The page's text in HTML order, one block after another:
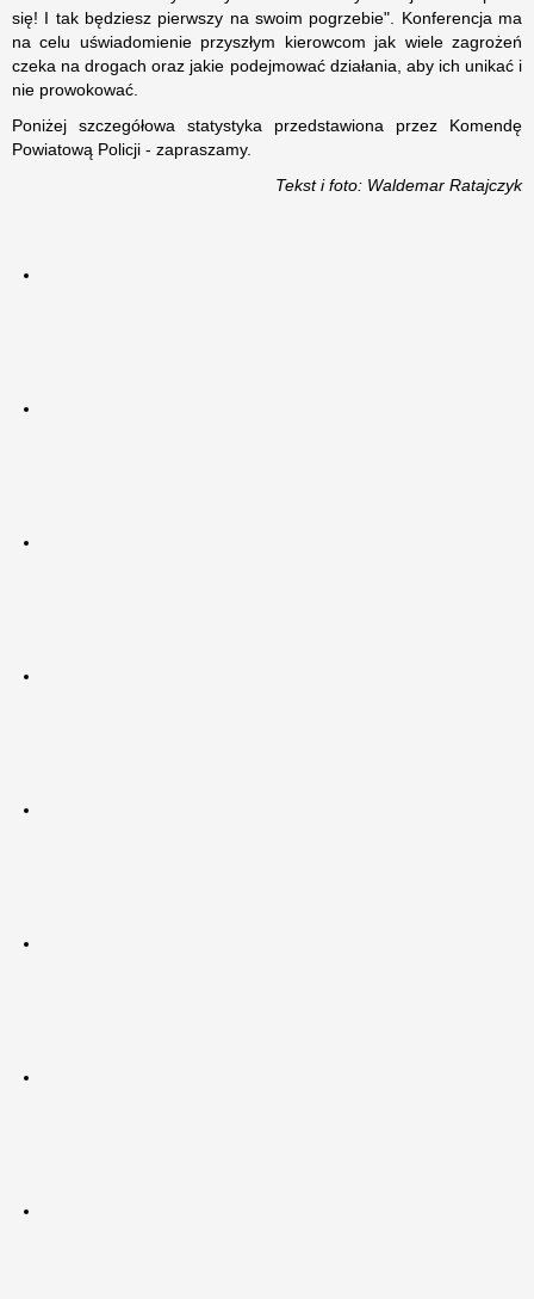
się! I tak będziesz pierwszy na swoim pogrzebie". Konferencja ma
na celu uświadomienie przyszłym kierowcom jak wiele zagrożeń
czeka na drogach oraz jakie podejmować działania, aby ich unikać i
nie prowokować.
Poniżej szczegółowa statystyka przedstawiona przez Komendę
Powiatową Policji - zapraszamy.
Tekst i foto: Waldemar Ratajczyk